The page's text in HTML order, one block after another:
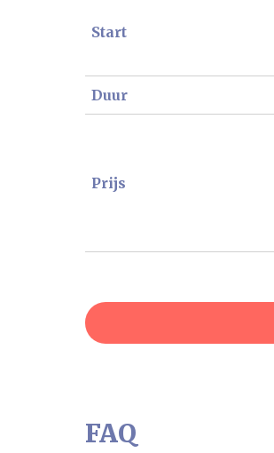
Start
Duur
Prijs
FAQ